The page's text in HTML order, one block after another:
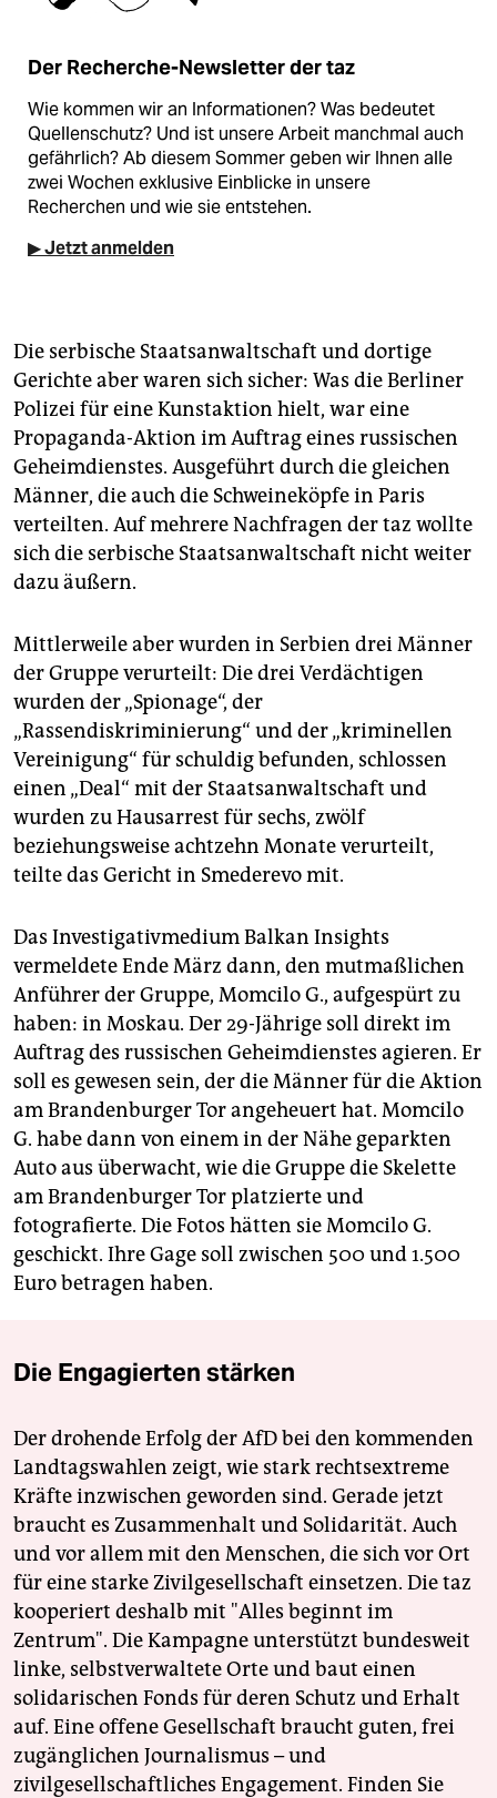
Der Recherche-Newsletter der taz
Wie kommen wir an Informationen? Was bedeutet
Quellenschutz? Und ist unsere Arbeit manchmal auch
gefährlich? Ab diesem Sommer geben wir Ihnen alle
zwei Wochen exklusive Einblicke in unsere
Recherchen und wie sie entstehen.
▶ Jetzt anmelden
Die serbische Staatsanwaltschaft und dortige
Gerichte aber waren sich sicher: Was die Berliner
Polizei für eine Kunstaktion hielt, war eine
Propaganda-Aktion im Auftrag eines russischen
Geheimdienstes. Ausgeführt durch die gleichen
Männer, die auch die Schweineköpfe in Paris
verteilten. Auf mehrere Nachfragen der taz wollte
sich die serbische Staatsanwaltschaft nicht weiter
dazu äußern.
Mittlerweile aber wurden in Serbien drei Männer
der Gruppe verurteilt: Die drei Verdächtigen
wurden der „Spionage“, der
„Rassendiskriminierung“ und der „kriminellen
Vereinigung“ für schuldig befunden, schlossen
einen „Deal“ mit der Staatsanwaltschaft und
wurden zu Hausarrest für sechs, zwölf
beziehungsweise achtzehn Monate verurteilt,
teilte das Gericht in Smederevo mit.
Das Investigativmedium Balkan Insights
vermeldete Ende März dann, den mutmaßlichen
Anführer der Gruppe, Momcilo G., aufgespürt zu
haben: in Moskau. Der 29-Jährige soll direkt im
Auftrag des russischen Geheimdienstes agieren. Er
soll es gewesen sein, der die Männer für die Aktion
am Brandenburger Tor angeheuert hat. Momcilo
G. habe dann von einem in der Nähe geparkten
Auto aus überwacht, wie die Gruppe die Skelette
am Brandenburger Tor platzierte und
fotografierte. Die Fotos hätten sie Momcilo G.
geschickt. Ihre Gage soll zwischen 500 und 1.500
Euro betragen haben.
Die Engagierten stärken
Der drohende Erfolg der AfD bei den kommenden
Landtagswahlen zeigt, wie stark rechtsextreme
Kräfte inzwischen geworden sind. Gerade jetzt
braucht es Zusammenhalt und Solidarität. Auch
und vor allem mit den Menschen, die sich vor Ort
für eine starke Zivilgesellschaft einsetzen. Die taz
kooperiert deshalb mit "Alles beginnt im
Zentrum". Die Kampagne unterstützt bundesweit
linke, selbstverwaltete Orte und baut einen
solidarischen Fonds für deren Schutz und Erhalt
auf. Eine offene Gesellschaft braucht guten, frei
zugänglichen Journalismus – und
zivilgesellschaftliches Engagement. Finden Sie